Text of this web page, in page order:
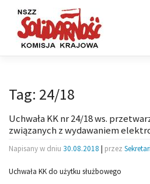
content
Tag: 24/18
Uchwała KK nr 24/18 ws.
związanych z wydawaniem
Napisany w dniu 30.08.2018 | przez
Uchwała KK do użytku służbowego